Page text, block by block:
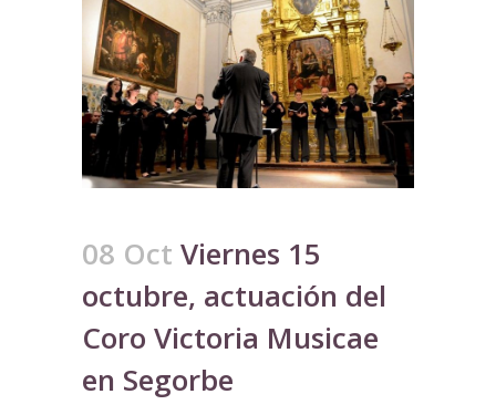
08 Oct Viernes 15
octubre, actuación del
Coro Victoria Musicae
en Segorbe